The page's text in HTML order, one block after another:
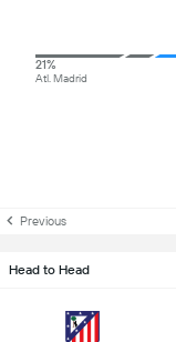
21%
Atl. Madrid
Previous
Head to Head